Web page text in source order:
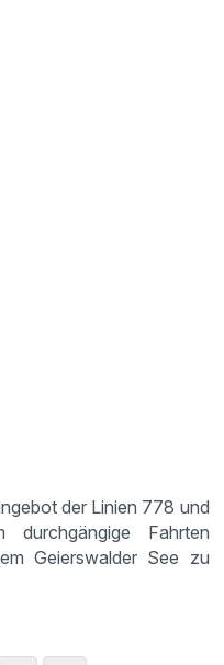
der Linien 778 und
Fahrten
Geierswalder See zu